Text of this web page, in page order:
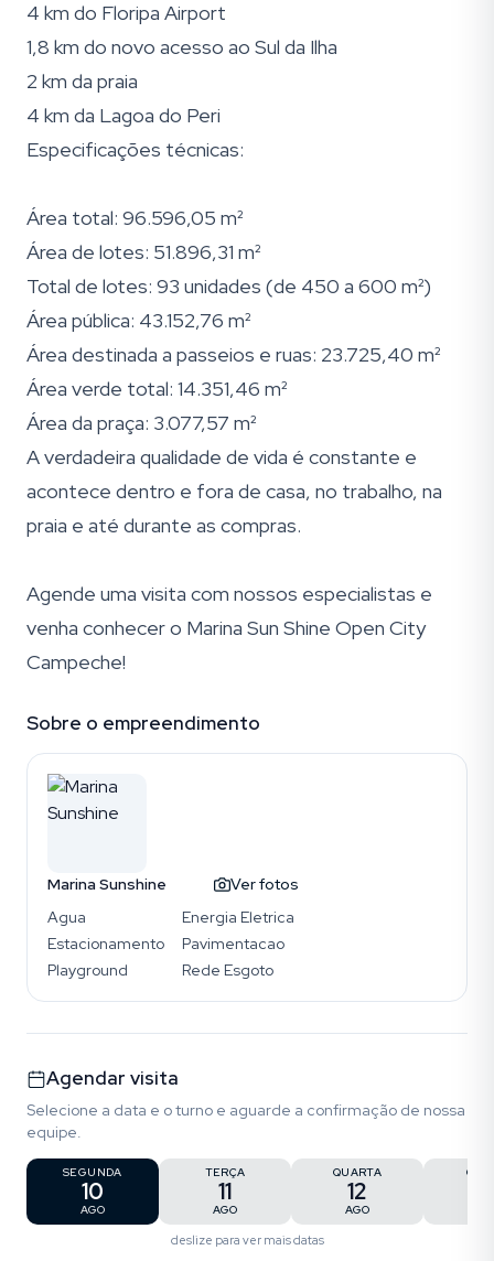
4 km do Floripa Airport
1,8 km do novo acesso ao Sul da Ilha
2 km da praia
4 km da Lagoa do Peri
Especificações técnicas:
Área total: 96.596,05 m²
Área de lotes: 51.896,31 m²
Total de lotes: 93 unidades (de 450 a 600 m²)
Área pública: 43.152,76 m²
Área destinada a passeios e ruas: 23.725,40 m²
Área verde total: 14.351,46 m²
Área da praça: 3.077,57 m²
A verdadeira qualidade de vida é constante e
acontece dentro e fora de casa, no trabalho, na
praia e até durante as compras.
Agende uma visita com nossos especialistas e
venha conhecer o Marina Sun Shine Open City
Campeche!
Sobre o empreendimento
Marina Sunshine
Ver fotos
Agua
Energia Eletrica
Estacionamento
Pavimentacao
Playground
Rede Esgoto
Agendar visita
Selecione a data e o turno e aguarde a confirmação de nossa
equipe.
SEGUNDA
10
AGO
TERÇA
11
AGO
QUARTA
12
AGO
deslize para ver mais datas